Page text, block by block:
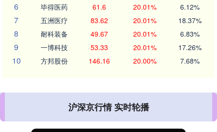
6 毕得医药 61.6 20.01% 6.12%
7 五洲医疗 83.62 20.01% 18.37%
8 耐科装备 49.67 20.01% 6.83%
9 一博科技 53.33 20.01% 17.26%
10 方邦股份 146.16 20.00% 7.68%
沪深京行情 实时轮播